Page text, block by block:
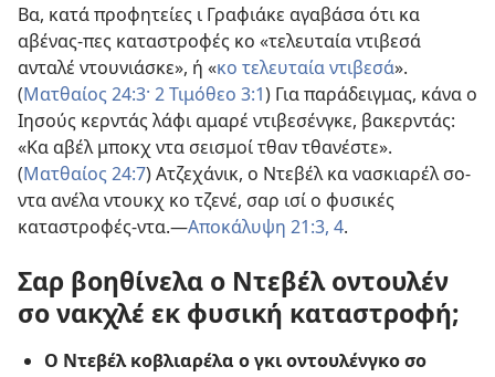
Βα, κατά προφητείες ι Γραφιάκε αγαβάσα ότι κα
αβένας-πες καταστροφές κο «τελευταία ντιβεσά
ανταλέ ντουνιάσκε», ή «κο τελευταία ντιβεσά».
(Ματθαίος 24:3· 2 Τιμόθεο 3:1) Για παράδειγμας, κάνα ο
Ιησούς κερντάς λάφι αμαρέ ντιβεσένγκε, βακερντάς:
«Κα αβέλ μποκχ ντα σεισμοί τθαν τθανέστε».
(Ματθαίος 24:7) Ατζεχάνικ, ο Ντεβέλ κα νασκιαρέλ σο-
ντα ανέλα ντουκχ κο τζενέ, σαρ ισί ο φυσικές
καταστροφές-ντα.​—Αποκάλυψη 21:3, 4.
Σαρ βοηθίνελα ο Ντεβέλ οντουλέν
σο νακχλέ εκ φυσική καταστροφή;
Ο Ντεβέλ κοβλιαρέλα ο γκι οντουλένγκο σο